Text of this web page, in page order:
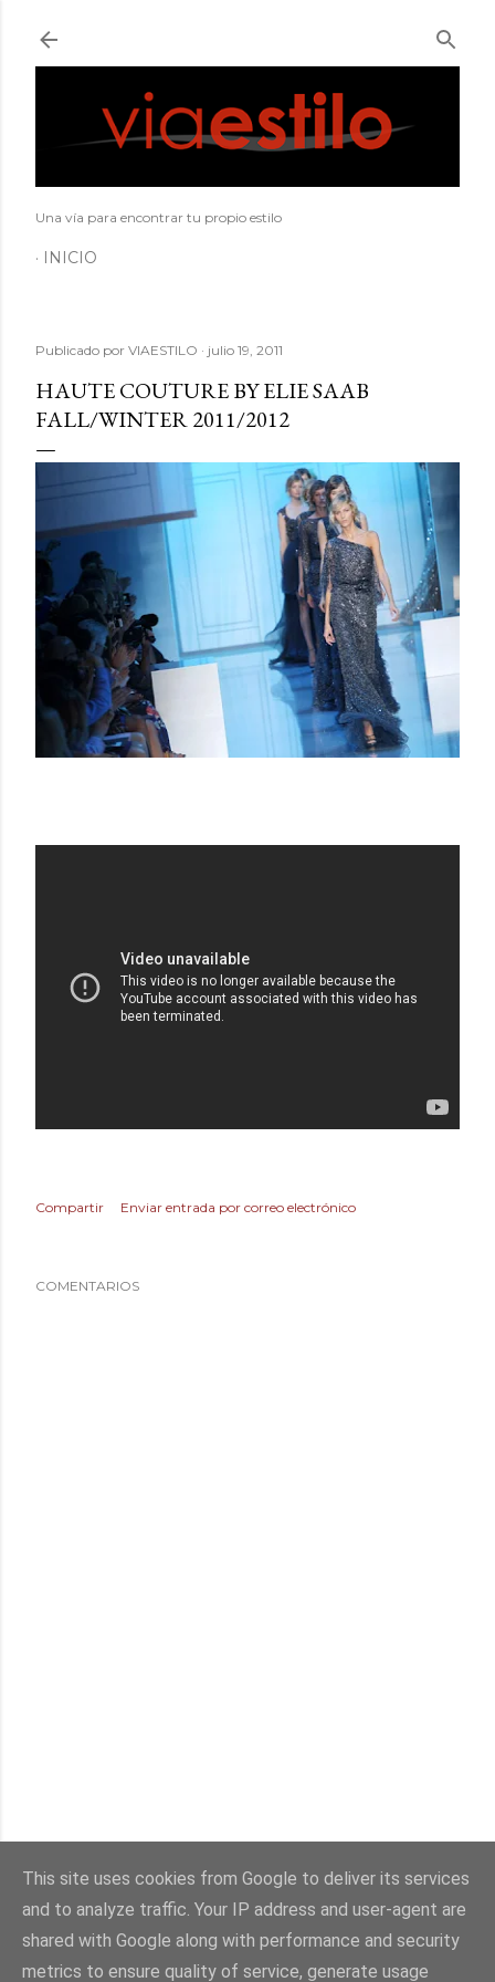
Una vía para encontrar tu propio estilo
INICIO
Publicado por VIAESTILO julio 19, 2011
HAUTE COUTURE BY ELIE SAAB
FALL/WINTER 2011/2012
Compartir Enviar entrada por correo electrónico
COMENTARIOS
Con la tecnología de Blogger
Imágenes del tema:sebastian-julian
This site uses cookies from Google to deliver its services
and to analyze traffic. Your IP address and user-agent are
shared with Google along with performance and security
metrics to ensure quality of service, generate usage